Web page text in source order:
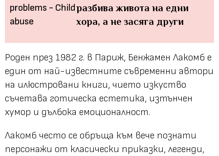
разбива живота на едни
хора, а не засяга други
Роден през 1982 г. в Париж, Бенжамен Лакомб е
един от най-известните съвременни автори
на илюстровани книги, чието изкуство
съчетава готическа естетика, изтънчен
хумор и дълбока емоционалност.
Лакомб често се обръща към вече познати
персонажи от класически приказки, легенди,